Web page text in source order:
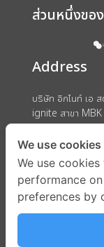
ส่วนหนึ่งขอ
Address
บริษัท อิกไนท์ เอ
ignite สาขา
ถนนพญาไท แขวง
We use cookies
We use
performance
preferences by